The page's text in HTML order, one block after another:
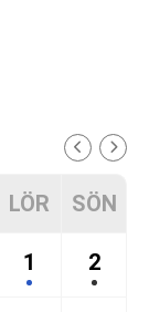
LÖR SÖN
1 2